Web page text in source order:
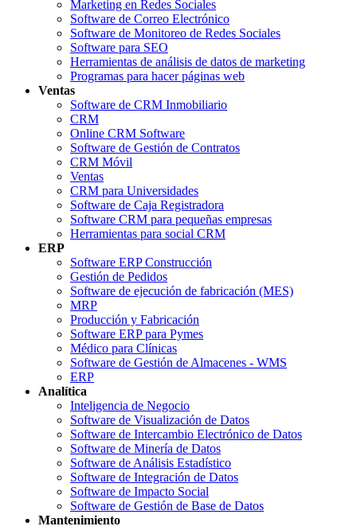
Marketing en Redes Sociales
Software de Correo Electrónico
Software de Monitoreo de Redes Sociales
Software para SEO
Herramientas de análisis de datos de marketing
Programas para hacer páginas web
Ventas
Software de CRM Inmobiliario
CRM
Online CRM Software
Software de Gestión de Contratos
CRM Móvil
Ventas
CRM para Universidades
Software de Caja Registradora
Software CRM para pequeñas empresas
Herramientas para social CRM
ERP
Software ERP Construcción
Gestión de Pedidos
Software de ejecución de fabricación (MES)
MRP
Producción y Fabricación
Software ERP para Pymes
Médico para Clínicas
Software de Gestión de Almacenes - WMS
ERP
Analítica
Inteligencia de Negocio
Software de Visualización de Datos
Software de Intercambio Electrónico de Datos
Software de Minería de Datos
Software de Análisis Estadístico
Software de Integración de Datos
Software de Impacto Social
Software de Gestión de Base de Datos
Mantenimiento